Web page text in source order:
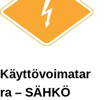
Käyttövoimatar
ra – SÄHKÖ